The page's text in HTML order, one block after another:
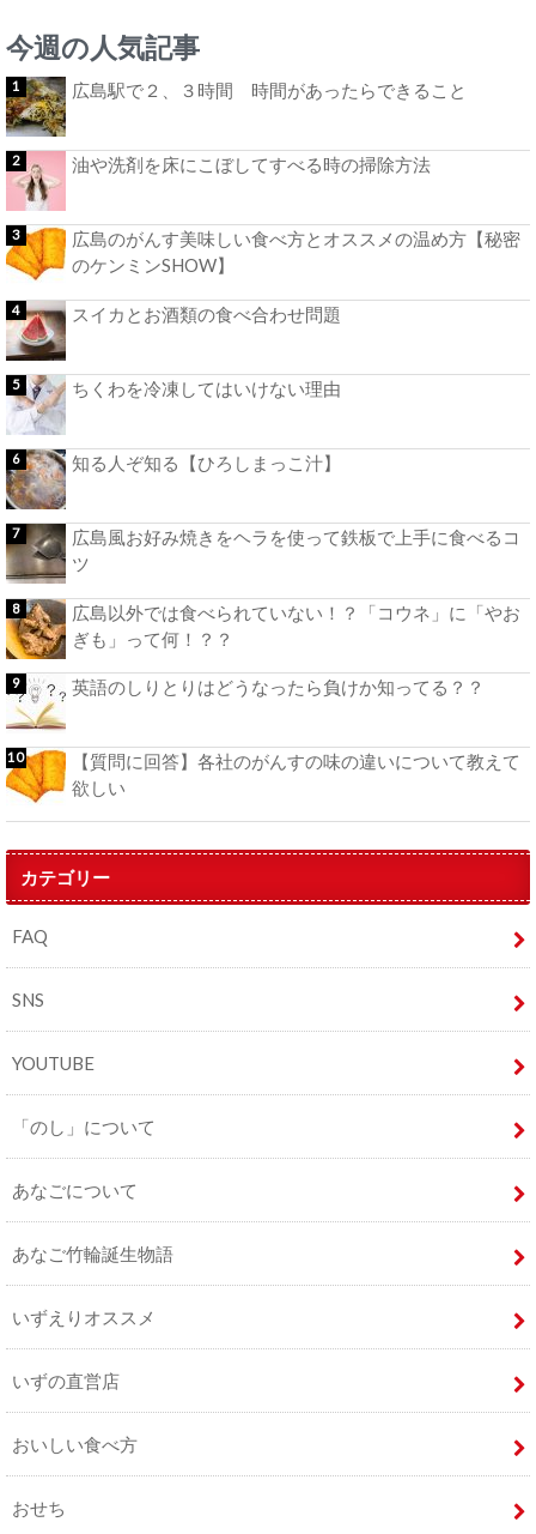
今週の人気記事
広島駅で２、３時間 時間があったらできること
油や洗剤を床にこぼしてすべる時の掃除方法
広島のがんす美味しい食べ方とオススメの温め方【秘密
のケンミンSHOW】
スイカとお酒類の食べ合わせ問題
ちくわを冷凍してはいけない理由
知る人ぞ知る【ひろしまっこ汁】
広島風お好み焼きをヘラを使って鉄板で上手に食べるコ
ツ
広島以外では食べられていない！？「コウネ」に「やお
ぎも」って何！？？
英語のしりとりはどうなったら負けか知ってる？？
【質問に回答】各社のがんすの味の違いについて教えて
欲しい
カテゴリー
FAQ
SNS
YOUTUBE
「のし」について
あなごについて
あなご竹輪誕生物語
いずえりオススメ
いずの直営店
おいしい食べ方
おせち